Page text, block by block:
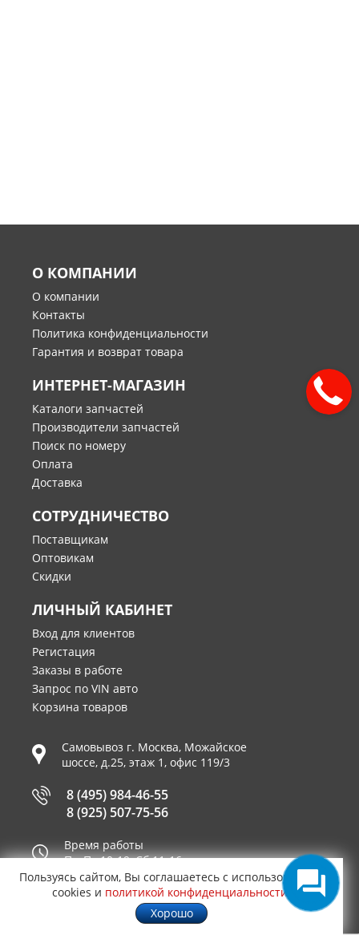
О КОМПАНИИ
О компании
Контакты
Политика конфиденциальности
Гарантия и возврат товара
ИНТЕРНЕТ-МАГАЗИН
Каталоги запчастей
Производители запчастей
Поиск по номеру
Оплата
Доставка
СОТРУДНИЧЕСТВО
Поставщикам
Оптовикам
Скидки
ЛИЧНЫЙ КАБИНЕТ
Вход для клиентов
Регистация
Заказы в работе
Запрос по VIN авто
Корзина товаров
Самовывоз г. Москва, Можайское
шоссе, д.25, этаж 1, офис 119/3
8 (495) 984-46-55
8 (925) 507-75-56
Время работы
Пн-Пт 10-19, Сб 11-16
Принимаем к оплате
Пользуясь сайтом, Вы соглашаетесь с использованием
cookies и политикой конфиденциальности
Хорошо